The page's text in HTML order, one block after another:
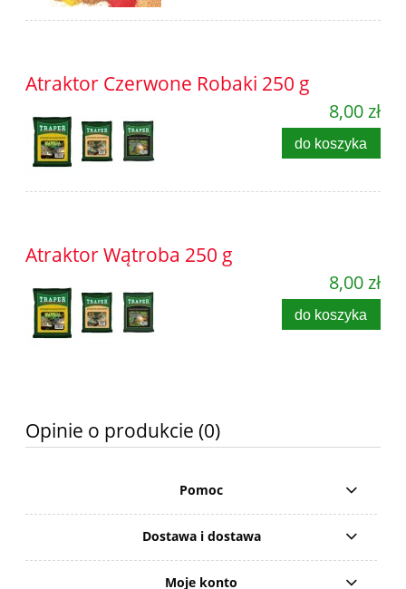
Atraktor Czerwone Robaki 250 g
8,00 zł
do koszyka
Atraktor Wątroba 250 g
8,00 zł
do koszyka
Opinie o produkcie (0)
Pomoc
Dostawa i dostawa
Moje konto